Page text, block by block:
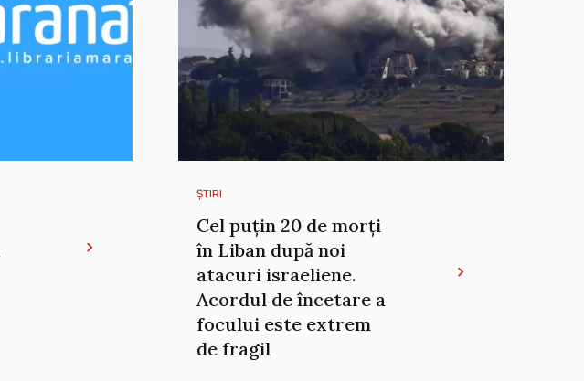
ȘTIRI
Cel puțin 20 de morți
în Liban după noi
atacuri israeliene.
Acordul de încetare a
focului este extrem
de fragil